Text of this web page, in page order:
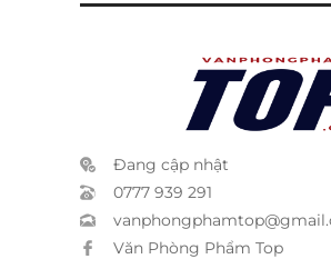
Đang cập nhật
0777 939 291
Văn Phòng Phẩm Top